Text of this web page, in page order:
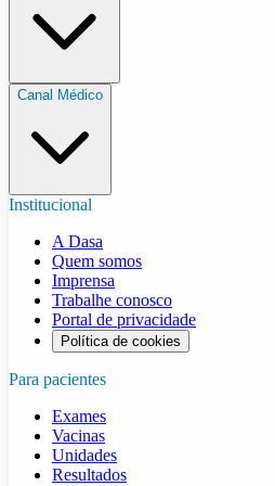
Canal Médico
Institucional
A Dasa
Quem somos
Imprensa
Trabalhe conosco
Portal de privacidade
Política de cookies
Para pacientes
Exames
Vacinas
Unidades
Resultados